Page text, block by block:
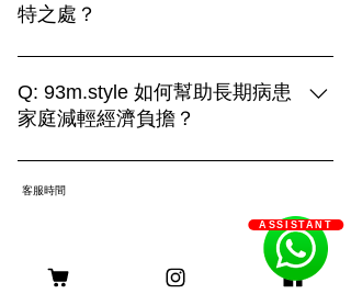
特之處？
93m.style 的攝影服務結合創造力與專業
技術，提供三種拍攝選擇： 1. **上門拍
攝**：在毛孩熟悉的環境中捕捉自然真實
外拍攝**：利用自然光和多變的場景，捕
捉毛孩活力四射的畫面，展現動感與趣
味。 3. **影樓拍攝**：透過燈光與背景的
巧妙運用，創造出精緻的形象，突顯主人
與毛孩的深厚情感。 無論選擇哪種方
Q: 93m.style 如何幫助長期病患
家庭減輕經濟負擔？
A: 93m.style 攝影公司非常關心長期病患
家庭的經濟壓力。為了減輕他們的負擔，
我們特別提供服務費用豁免優惠。 長期
病患家庭只需提供以下證明文件，即可申
請該優惠： 1. 醫生證明：需由合資格的
客服時間
ASSISTANT